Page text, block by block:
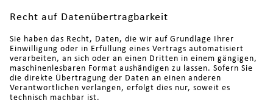
Recht auf Datenübertragbarkeit
Sie haben das Recht, Daten, die wir auf Grundlage Ihrer
Einwilligung oder in Erfüllung eines Vertrags automatisiert
verarbeiten, an sich oder an einen Dritten in einem gängigen,
maschinenlesbaren Format aushändigen zu lassen. Sofern Sie
die direkte Übertragung der Daten an einen anderen
Verantwortlichen verlangen, erfolgt dies nur, soweit es
technisch machbar ist.